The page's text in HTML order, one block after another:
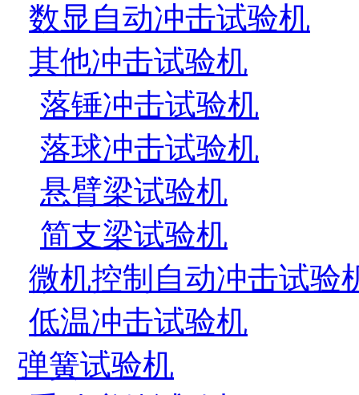
数显自动冲击试验机
其他冲击试验机
落锤冲击试验机
落球冲击试验机
悬臂梁试验机
简支梁试验机
微机控制自动冲击试验
低温冲击试验机
弹簧试验机